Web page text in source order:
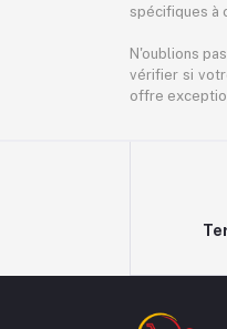
spécifiques à
N'oublions
vérifier si
offre